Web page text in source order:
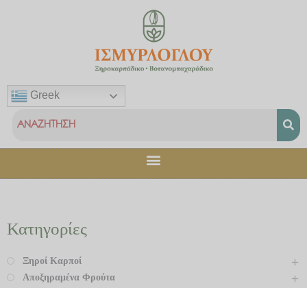
Greek
Κατηγορίες
Ξηροί Καρποί
Αποξηραμένα Φρούτα